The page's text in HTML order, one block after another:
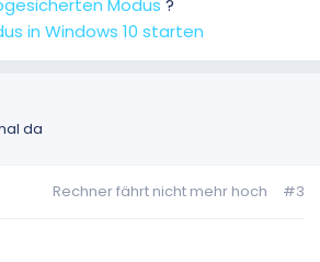
in Windows 10 starten
da
Rechner fährt nicht mehr hoch #3